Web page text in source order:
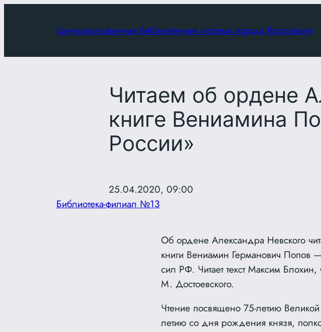
Централизованная библиотечная система города Ярославля
Читаем об ордене
книге Вениамина
России»
25.04.2020, 09:00
Библиотека-филиал №13
Об ордене Александра Невского
книги Вениамин Германович Попов
сил РФ. Читает текст Максим
М. Достоевского.
Чтение посвящено 75-летию
летию со дня рождения князя,